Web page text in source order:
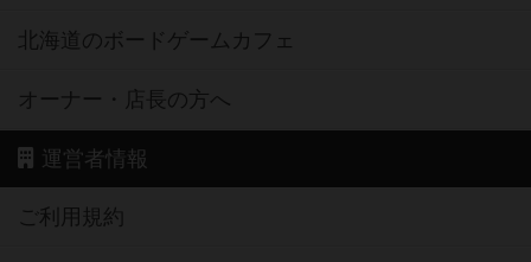
北海道のボードゲームカフェ
オーナー・店長の方へ
運営者情報
ご利用規約